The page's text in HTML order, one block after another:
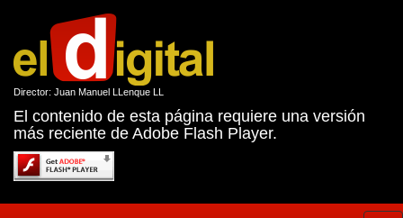
Director: Juan Manuel LLenque LL
El contenido de esta página requiere una versión
más reciente de Adobe Flash Player.